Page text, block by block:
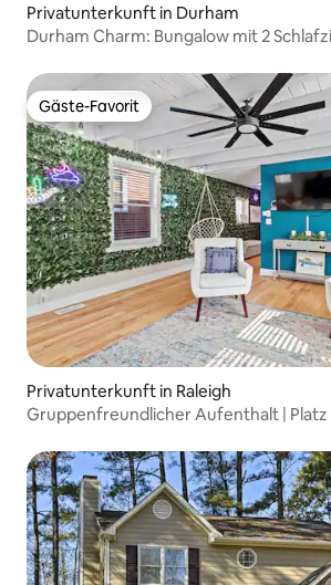
Privatunterkunft in Durham
Durham Charm: Bungalow mit 2
Gäste-Favorit
Gäste-Favorit
Privatunterkunft in Raleigh
Gruppenfreundlicher Aufenthalt | Platz